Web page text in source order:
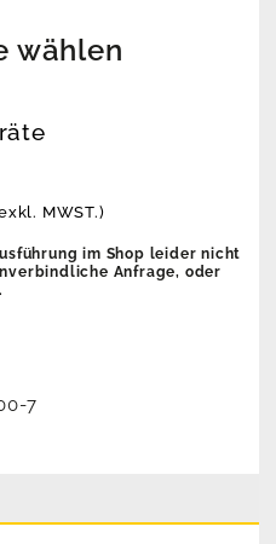
wählen
MWST.)
im Shop leider nicht
Anfrage, oder
7